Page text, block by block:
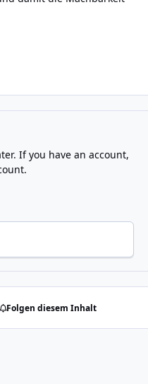
If you have an account,
Folgen diesem Inhalt